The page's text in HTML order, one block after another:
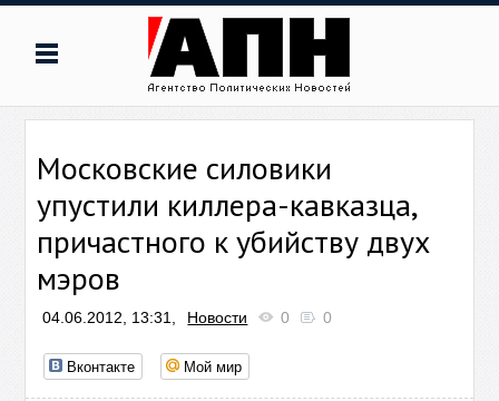
Московские силовики
упустили киллера-кавказца,
причастного к убийству двух
мэров
04.06.2012, 13:31, Новости 0 0
Вконтакте Мой мир